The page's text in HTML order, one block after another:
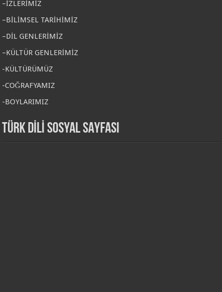
–İZLERİMİZ
–BİLİMSEL TARİHİMİZ
–DİL GENLERİMİZ
–KÜLTÜR GENLERİMİZ
-KÜLTÜRÜMÜZ
-COĞRAFYAMIZ
-BOYLARIMIZ
TÜRK DİLİ SOSYAL SAYFASI